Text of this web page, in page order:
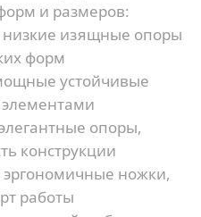
и размеров:
низкие изящные опоры
форм
устойчивые
опоры,
конструкции
эргономичные ножки,
работы